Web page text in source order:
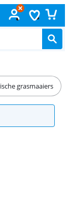
grasmaaiers